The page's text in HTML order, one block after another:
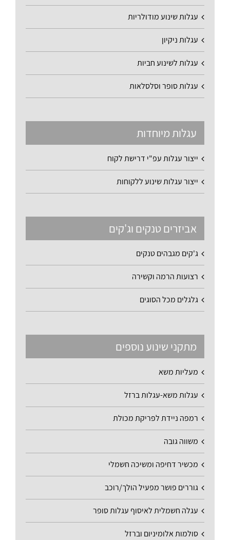
עגלות שינוע מודולריות
עגלות ניקיון
עגלות לשינוע חביות
עגלות סופר וסלסלאות
עגלות מיוחדות
ייצור עגלות עפ"י דרישת לקוח
ייצור עגלות שינוע ללקוחות
אביזרים טנקים וג'קים
ג'קים מגבהים טנקים
רצועות הרמה וקשירה
גלגלים מכל הסוגים
מתקני שינוע נוספים
מעליות משא
עגלות משא-עגלות ברזל
רמפה ניידת לפריקת מכולת
משווה גובה
מכשיר דחיפה ומשיכה חשמלי
גוררים פושר מפעיל הולך/רוכב
עגלה חשמלית לאיסוף עגלות סופר
סולמות אלומיניום וברזל